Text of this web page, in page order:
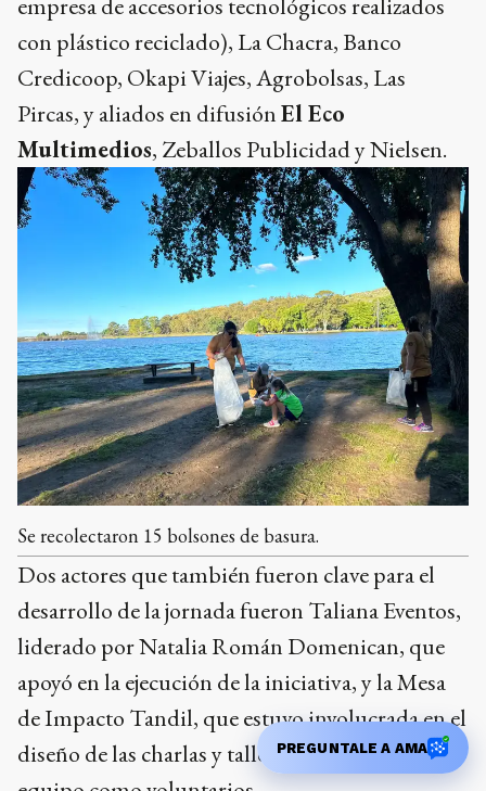
empresa de accesorios tecnológicos realizados
con plástico reciclado), La Chacra, Banco
Credicoop, Okapi Viajes, Agrobolsas, Las
Pircas, y aliados en difusiónEl Eco
Multimedios, Zeballos Publicidad y Nielsen.
Se recolectaron 15 bolsones de basura.
Dos actores que también fueron clave para el
desarrollo de la jornada fueron Taliana Eventos,
liderado por Natalia Román Domenican, que
apoyó en la ejecución de la iniciativa, y la Mesa
de Impacto Tandil, que estuvo involucrada en el
diseño de las charlas y talleres, y sumó a su
PREGUNTALE A AMA